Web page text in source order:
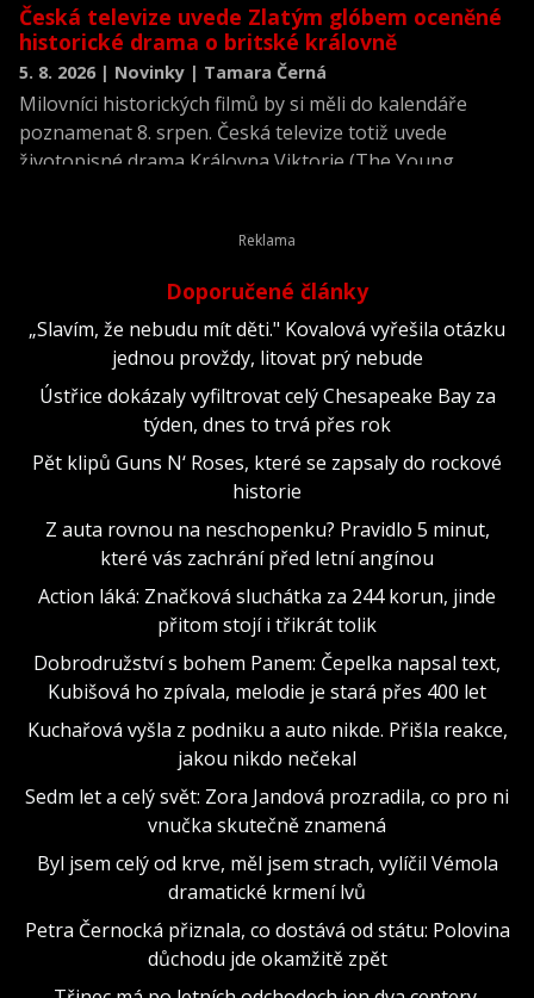
Česká televize uvede Zlatým glóbem oceněné
historické drama o britské královně
5. 8. 2026 | Novinky | Tamara Černá
Milovníci historických filmů by si měli do kalendáře
poznamenat 8. srpen. Česká televize totiž uvede
životopisné drama Královna Viktorie (The Young
Doporučené články
„Slavím, že nebudu mít děti." Kovalová vyřešila otázku
jednou provždy, litovat prý nebude
Ústřice dokázaly vyfiltrovat celý Chesapeake Bay za
týden, dnes to trvá přes rok
Pět klipů Guns N‘ Roses, které se zapsaly do rockové
historie
Z auta rovnou na neschopenku? Pravidlo 5 minut,
které vás zachrání před letní angínou
Action láká: Značková sluchátka za 244 korun, jinde
přitom stojí i třikrát tolik
Dobrodružství s bohem Panem: Čepelka napsal text,
Kubišová ho zpívala, melodie je stará přes 400 let
Kuchařová vyšla z podniku a auto nikde. Přišla reakce,
jakou nikdo nečekal
Sedm let a celý svět: Zora Jandová prozradila, co pro ni
vnučka skutečně znamená
Byl jsem celý od krve, měl jsem strach, vylíčil Vémola
dramatické krmení lvů
Petra Černocká přiznala, co dostává od státu: Polovina
důchodu jde okamžitě zpět